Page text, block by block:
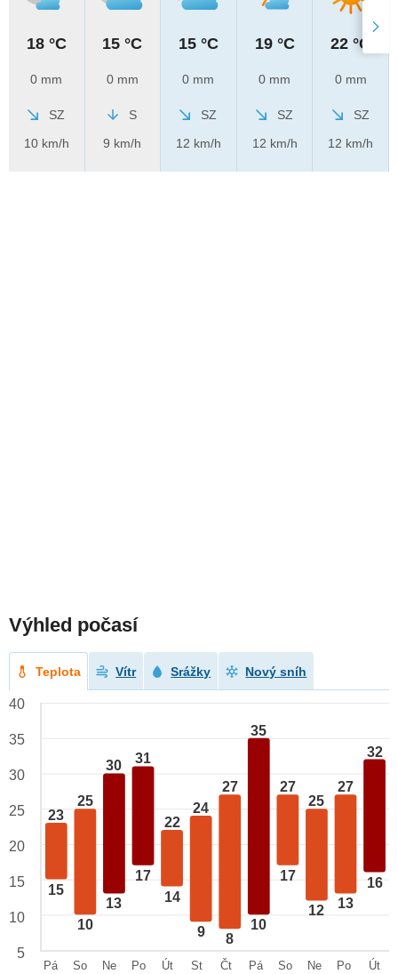
18 °C
0 mm
SZ
10 km/h
15 °C
0 mm
S
9 km/h
15 °C
0 mm
SZ
12 km/h
19 °C
0 mm
SZ
12 km/h
22 °C
0 mm
SZ
12 km/h
Výhled počasí
Teplota Vítr Srážky Nový sníh
23
15
25
10
30
13
31
17
22
14
24
9
27
8
35
10
27
17
25
12
27
13
32
16
40
35
30
25
20
15
10
5
Pá
So
Ne
Po
Út
St
Čt
Pá
So
Ne
Po
Út